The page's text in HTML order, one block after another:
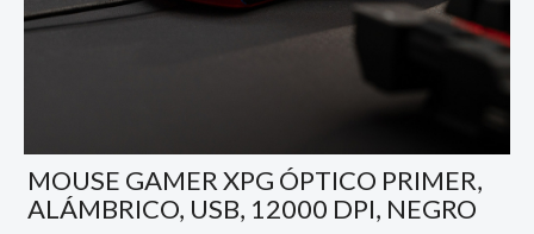
MOUSE GAMER XPG ÓPTICO PRIMER,
ALÁMBRICO, USB, 12000 DPI, NEGRO